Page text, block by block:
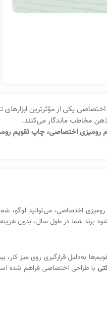
یکی از مؤثرترین ابزارهای
ذهن مخاطب ماندگار می‌کنند.
رومیزی اختصاصی، چاپ تقویم
اختصاصی، می‌توانید لوگو،
برند شما در طول سال، بدون
به‌دلیل قرارگیری روی میز کار،
با طراحی اختصاصی فراهم شده